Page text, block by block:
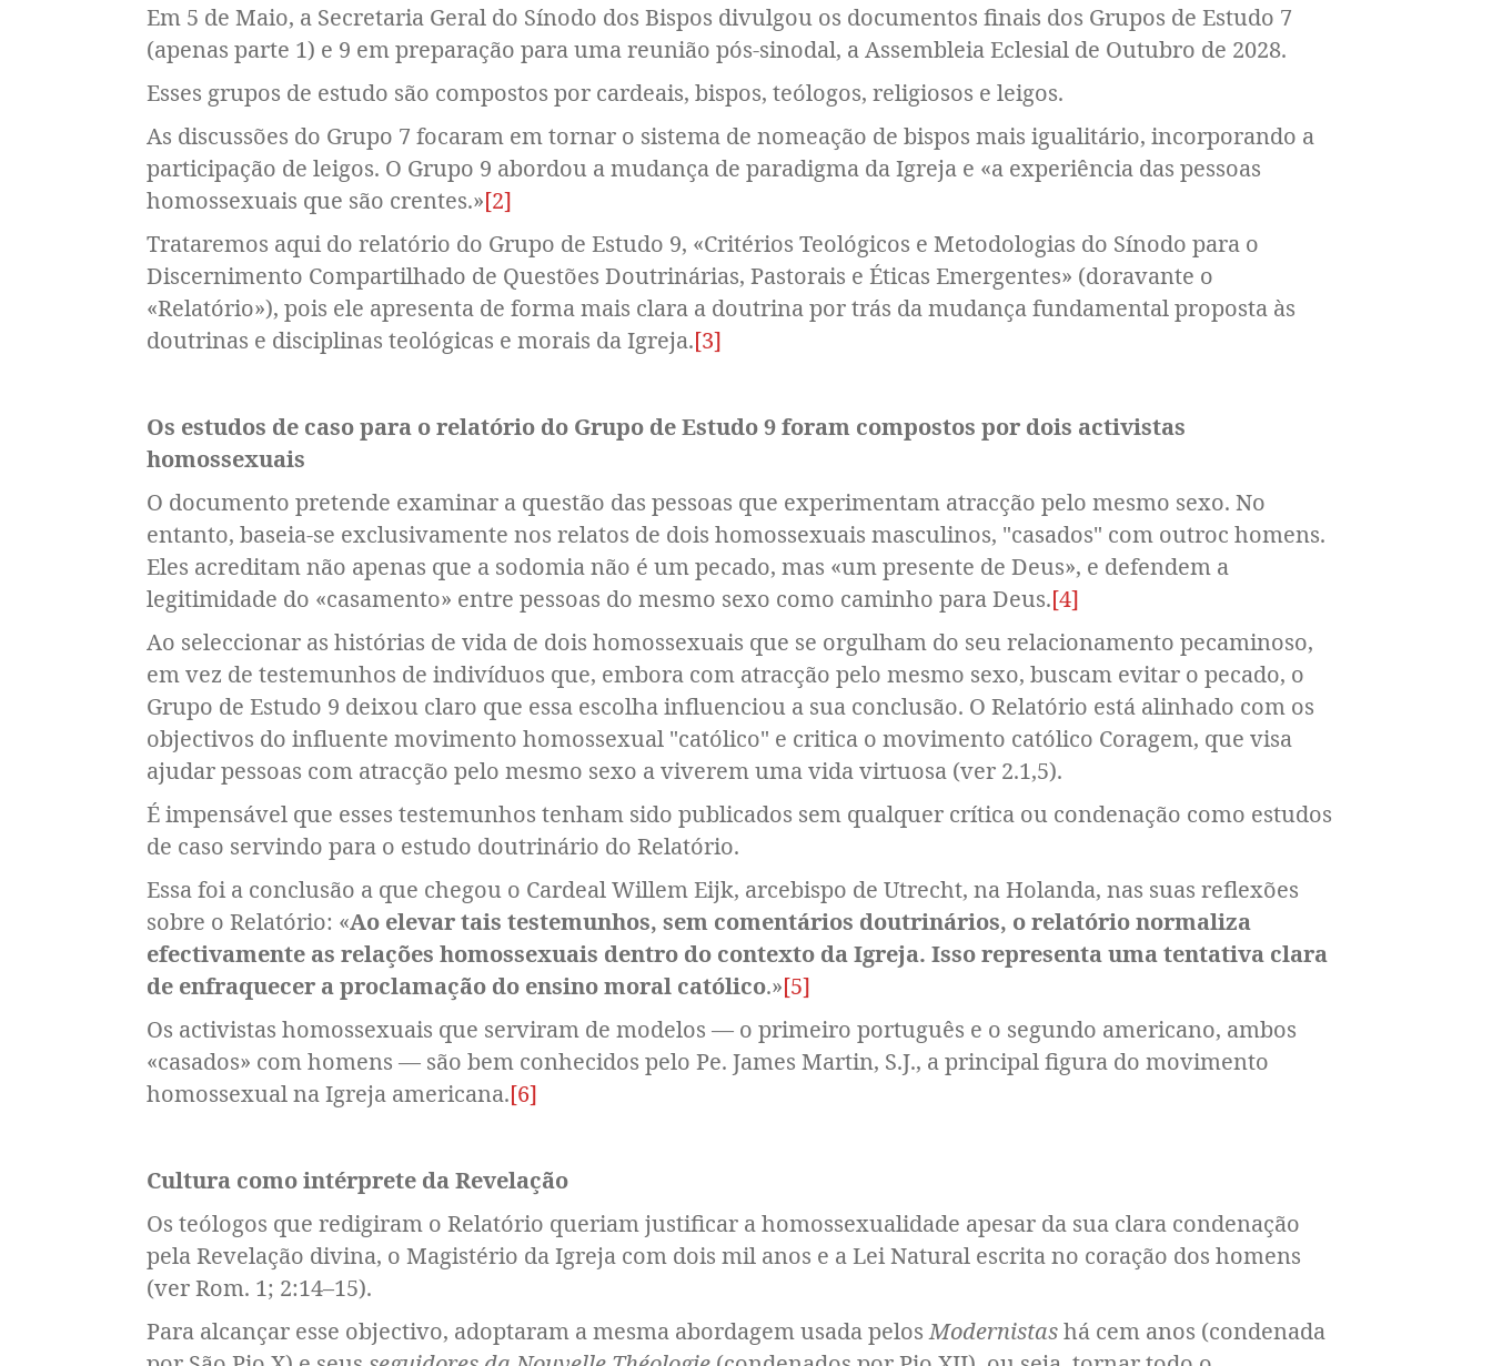
Em 5 de Maio, a Secretaria Geral do Sínodo dos Bispos divulgou os documentos finais dos Grupos de Estudo 7
(apenas parte 1) e 9 em preparação para uma reunião pós-sinodal, a Assembleia Eclesial de Outubro de 2028.
Esses grupos de estudo são compostos por cardeais, bispos, teólogos, religiosos e leigos.
As discussões do Grupo 7 focaram em tornar o sistema de nomeação de bispos mais igualitário, incorporando a
participação de leigos. O Grupo 9 abordou a mudança de paradigma da Igreja e «a experiência das pessoas
homossexuais que são crentes.»[2]
Trataremos aqui do relatório do Grupo de Estudo 9, «Critérios Teológicos e Metodologias do Sínodo para o
Discernimento Compartilhado de Questões Doutrinárias, Pastorais e Éticas Emergentes» (doravante o
«Relatório»), pois ele apresenta de forma mais clara a doutrina por trás da mudança fundamental proposta às
doutrinas e disciplinas teológicas e morais da Igreja.[3]
Os estudos de caso para o relatório do Grupo de Estudo 9 foram compostos por dois activistas
homossexuais
O documento pretende examinar a questão das pessoas que experimentam atracção pelo mesmo sexo. No
entanto, baseia-se exclusivamente nos relatos de dois homossexuais masculinos, "casados" com outroc homens.
Eles acreditam não apenas que a sodomia não é um pecado, mas «um presente de Deus», e defendem a
legitimidade do «casamento» entre pessoas do mesmo sexo como caminho para Deus.[4]
Ao seleccionar as histórias de vida de dois homossexuais que se orgulham do seu relacionamento pecaminoso,
em vez de testemunhos de indivíduos que, embora com atracção pelo mesmo sexo, buscam evitar o pecado, o
Grupo de Estudo 9 deixou claro que essa escolha influenciou a sua conclusão. O Relatório está alinhado com os
objectivos do influente movimento homossexual "católico" e critica o movimento católico Coragem, que visa
ajudar pessoas com atracção pelo mesmo sexo a viverem uma vida virtuosa (ver 2.1,5).
É impensável que esses testemunhos tenham sido publicados sem qualquer crítica ou condenação como estudos
de caso servindo para o estudo doutrinário do Relatório.
Essa foi a conclusão a que chegou o Cardeal Willem Eijk, arcebispo de Utrecht, na Holanda, nas suas reflexões
sobre o Relatório: «Ao elevar tais testemunhos, sem comentários doutrinários, o relatório normaliza
efectivamente as relações homossexuais dentro do contexto da Igreja. Isso representa uma tentativa clara
de enfraquecer a proclamação do ensino moral católico.»[5]
Os activistas homossexuais que serviram de modelos — o primeiro português e o segundo americano, ambos
«casados» com homens — são bem conhecidos pelo Pe. James Martin, S.J., a principal figura do movimento
homossexual na Igreja americana.[6]
Cultura como intérprete da Revelação
Os teólogos que redigiram o Relatório queriam justificar a homossexualidade apesar da sua clara condenação
pela Revelação divina, o Magistério da Igreja com dois mil anos e a Lei Natural escrita no coração dos homens
(ver Rom. 1; 2:14–15).
Para alcançar esse objectivo, adoptaram a mesma abordagem usada pelosModernistashá cem anos (condenada